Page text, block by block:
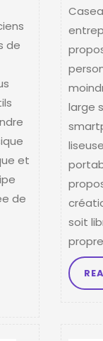
de
et
de
large
soit